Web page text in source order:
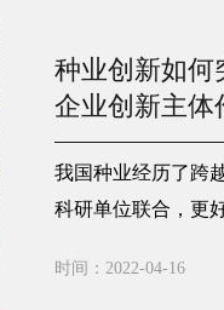
种业创新如何
企业创新主体
我国种业经历了跨
科研单位联合，更
时间：2022-04-16